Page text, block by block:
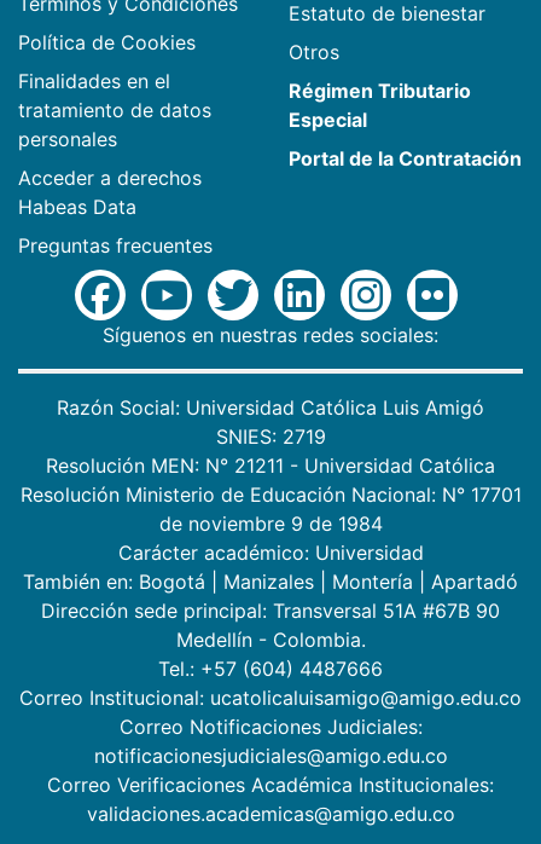
Política de Cookies
Finalidades en el
tratamiento de datos
personales
Acceder a derechos
Habeas Data
Preguntas frecuentes
Estatuto de bienestar
Otros
Régimen Tributario
Especial
Portal de la Contratación
Síguenos en nuestras redes sociales:
Razón Social: Universidad Católica Luis Amigó
SNIES: 2719
Resolución MEN: N° 21211 - Universidad Católica
Resolución Ministerio de Educación Nacional: N° 17701
de noviembre 9 de 1984
Carácter académico: Universidad
También en: Bogotá Manizales Montería
Apartadó
Dirección sede principal: Transversal 51A #67B 90
Medellín - Colombia.
Tel.: +57 (604) 4487666
Correo Institucional: ucatolicaluisamigo@amigo.edu.co
Correo Notificaciones Judiciales:
notificacionesjudiciales@amigo.edu.co
Correo Verificaciones Académica Institucionales:
validaciones.academicas@amigo.edu.co